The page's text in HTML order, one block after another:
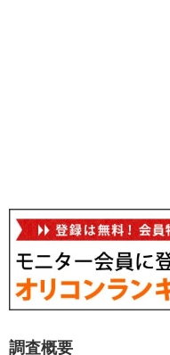
調査概要